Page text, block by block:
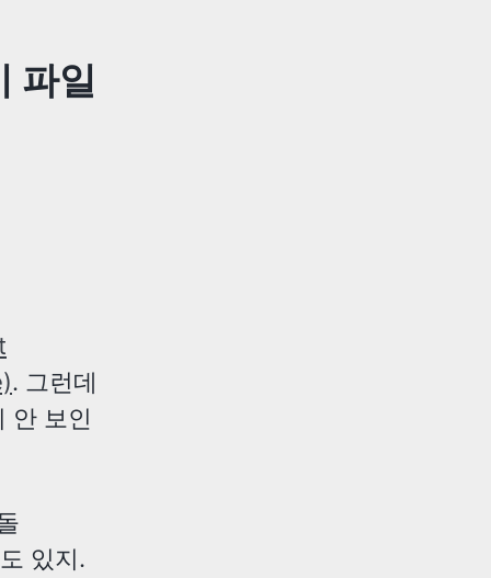
파일
. 그런데
안 보인
있지.